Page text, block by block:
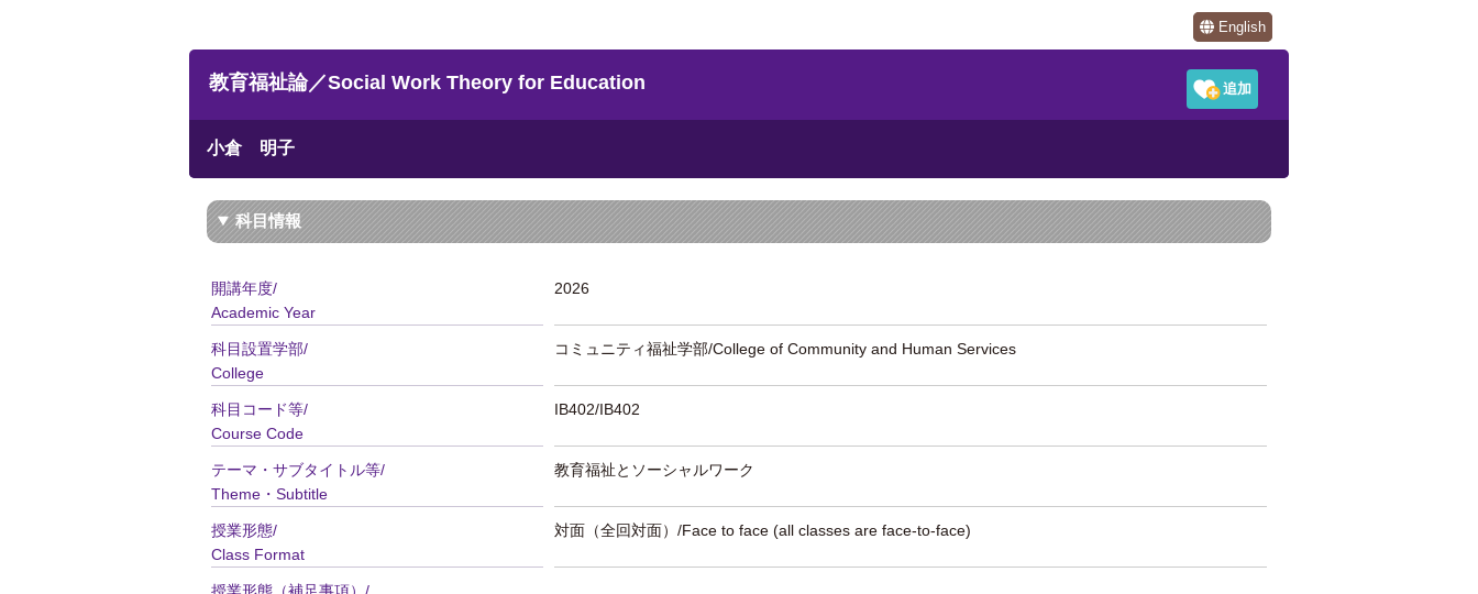
English
教育福祉論／Social Work Theory for Education
小倉 明子
科目情報
開講年度/
Academic Year
2026
科目設置学部/
College
コミュニティ福祉学部/College of Community and Human Services
科目コード等/
Course Code
IB402/IB402
テーマ・サブタイトル等/
Theme・Subtitle
教育福祉とソーシャルワーク
授業形態/
Class Format
対面（全回対面）/Face to face (all classes are face-to-face)